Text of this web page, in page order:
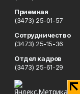
Приемная
(3473) 25-01-57
Сотрудничество
(3473) 25-15-36
Отдел кадров
(3473) 25-61-29